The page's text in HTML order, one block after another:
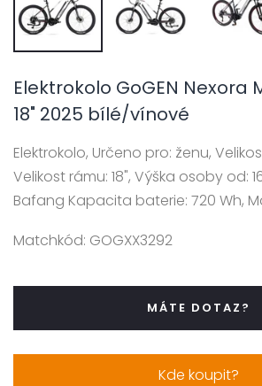
Elektrokolo GoGEN Nexora
18" 2025 bílé/vínové
Elektrokolo, Určeno pro: ženu,
Velikost rámu: 18", Výška osoby od:
Bafang Kapacita baterie: 720 Wh,
Matchkód: GOGXX3292
MÁTE DOTAZ?
Kde koupit?